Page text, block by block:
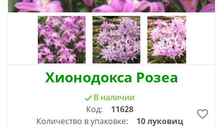
Хионодокса Розеа
В наличии
Код:
11628
Количество в упаковке:
10 луковиц